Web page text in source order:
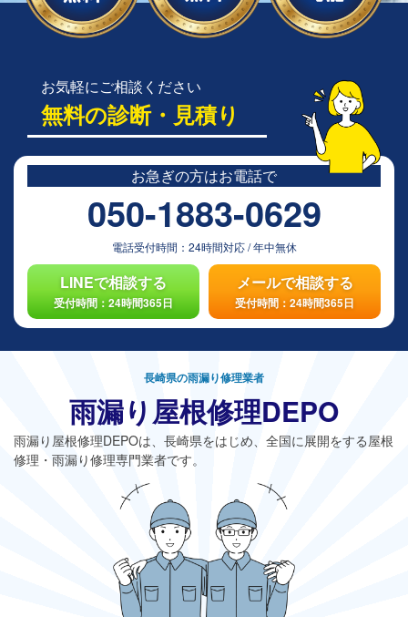
お気軽にご相談ください
無料の診断・見積り
お急ぎの方はお電話で
050-1883-0629
電話受付時間： 24時間対応/年中無休
LINEで相談する
受付時間：24時間365日
メールで相談する
受付時間：24時間365日
長崎県の雨漏り修理業者
雨漏り屋根修理DEPO
雨漏り屋根修理DEPOは、長崎県をはじめ、全国に展開をする屋根
修理・雨漏り修理専門業者です。